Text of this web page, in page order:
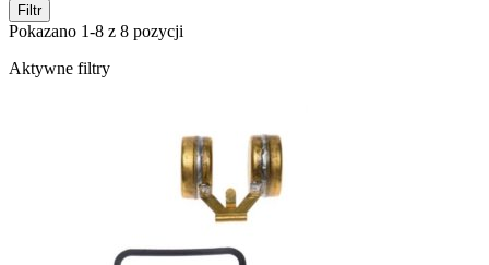
Filtr
Pokazano 1-8 z 8 pozycji
Aktywne filtry